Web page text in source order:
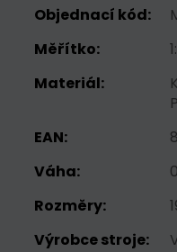
Objednací kód:
Měřítko:
Materiál:
EAN:
Váha:
Rozměry:
Výrobce stroje: